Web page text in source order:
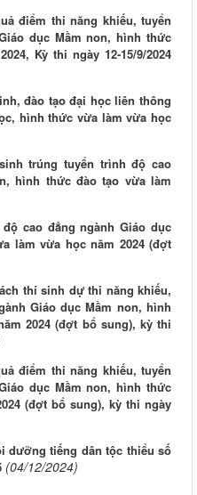
điểm thi năng khiếu, tuyển
dục Mầm non, hình thức
Kỳ thi ngày 12-15/9/2024
đào tạo đại học liên thông
hình thức vừa làm vừa học
trúng tuyển trình độ cao
hình thức đào tạo vừa làm
cao đẳng ngành Giáo dục
làm vừa học năm 2024 (đợt
thí sinh dự thi năng khiếu,
Giáo dục Mầm non, hình
2024 (đợt bổ sung), kỳ thi
điểm thi năng khiếu, tuyển
dục Mầm non, hình thức
(đợt bổ sung), kỳ thi ngày
dưỡng tiếng dân tộc thiểu số
(04/12/2024)